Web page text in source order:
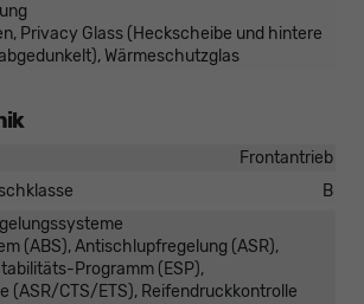
Privacy Glass (Heckscheibe und hintere
Wärmeschutzglas
Frontantrieb
B
(ABS), Antischlupfregelung (ASR),
Programm (ESP),
(ASR/CTS/ETS), Reifendruckkontrolle